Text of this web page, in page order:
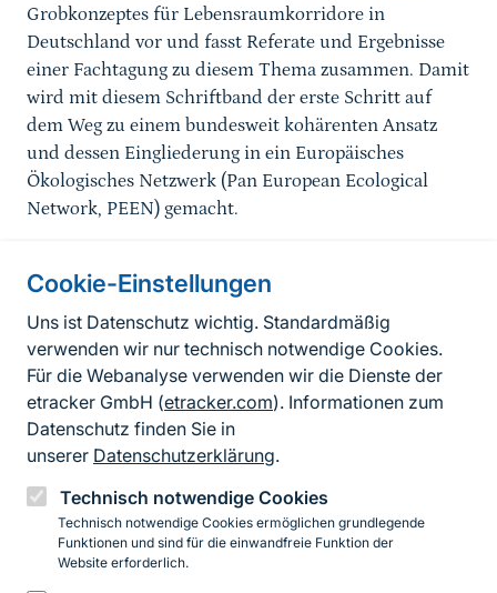
Cookie-Einstellungen
Uns ist Datenschutz wichtig. Standardmäßig
verwenden wir nur technisch notwendige Cookies.
Für die Webanalyse verwenden wir die Dienste der
etracker GmbH (etracker.com). Informationen zum
Datenschutz finden Sie in
unserer Datenschutzerklärung.
Technisch notwendige Cookies
Technisch notwendige Cookies ermöglichen grundlegende
Funktionen und sind für die einwandfreie Funktion der
Website erforderlich.
Grobkonzeptes für Lebensraumkorridore in
Deutschland vor und fasst Referate und Ergebnisse
einer Fachtagung zu diesem Thema zusammen. Damit
wird mit diesem Schriftband der erste Schritt auf
dem Weg zu einem bundesweit kohärenten Ansatz
und dessen Eingliederung in ein Europäisches
Ökologisches Netzwerk (Pan European Ecological
Network, PEEN) gemacht.
Informationen zur Seite
FußzeileKontakt zum BfN
Kontaktformular
Erklärung zur Barrierefreiheit
Impressum
Datenschutz